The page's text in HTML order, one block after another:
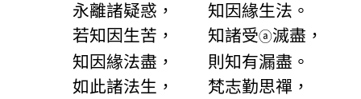
永離諸疑惑， 知因緣生法。
若知因生苦， 知諸受ⓐ滅盡，
知因緣法盡， 則知有漏盡。
如此諸法生， 梵志勤思禪，